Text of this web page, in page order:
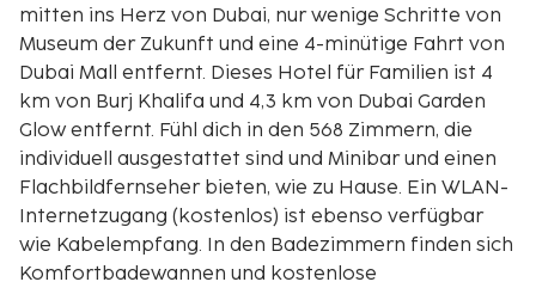
mitten ins Herz von Dubai, nur wenige Schritte von
Museum der Zukunft und eine 4-minütige Fahrt von
Dubai Mall entfernt. Dieses Hotel für Familien ist 4
km von Burj Khalifa und 4,3 km von Dubai Garden
Glow entfernt. Fühl dich in den 568 Zimmern, die
individuell ausgestattet sind und Minibar und einen
Flachbildfernseher bieten, wie zu Hause. Ein WLAN-
Internetzugang (kostenlos) ist ebenso verfügbar
wie Kabelempfang. In den Badezimmern finden sich
Komfortbadewannen und kostenlose